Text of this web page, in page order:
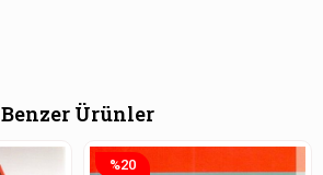
Benzer Ürünler
%20